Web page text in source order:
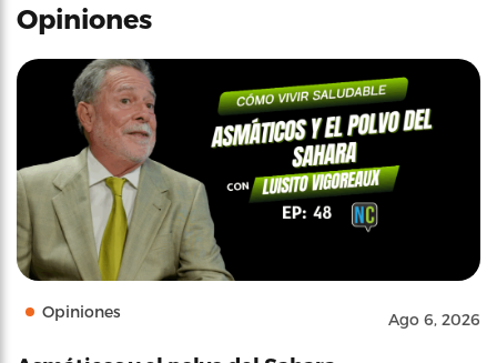
Opiniones
Opiniones Ago 6, 2026